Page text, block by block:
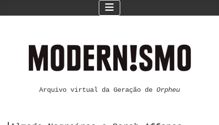
Arquivo virtual da Geração de Orpheu